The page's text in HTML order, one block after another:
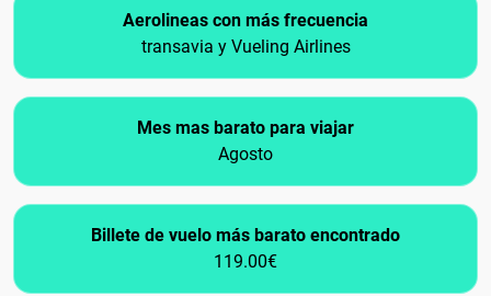
Aerolineas con más frecuencia
transavia y Vueling Airlines
Mes mas barato para viajar
Agosto
Billete de vuelo más barato encontrado
119.00€